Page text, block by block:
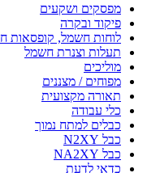
מפסקים ושקעים
פיקוד ובקרה
לוחות חשמל, קופסאות
תעלות וצנרת חשמל
מוליכים
מפוחים / מצננים
תאורה מקצועית
כלי עבודה
כבלים למתח נמוך
כבל N2XY
כבל NA2XY
כדאי לדעת